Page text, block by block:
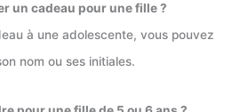
un cadeau pour une fille ?
à une adolescente, vous pouvez
nom ou ses initiales.